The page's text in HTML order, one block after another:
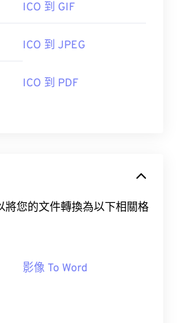
ICO 到 GIF
ICO 到 JPEG
ICO 到 PDF
將您的文件轉換為以下相關格
影像 To Word